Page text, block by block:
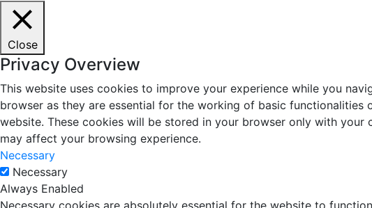
Close
Privacy Overview
This website uses cookies to improve your experience while you
browser as they are essential for the working of basic
website. These cookies will be stored in your browser only with
may affect your browsing experience.
Necessary
Necessary
Always Enabled
Necessary cookies are absolutely essential for the website to